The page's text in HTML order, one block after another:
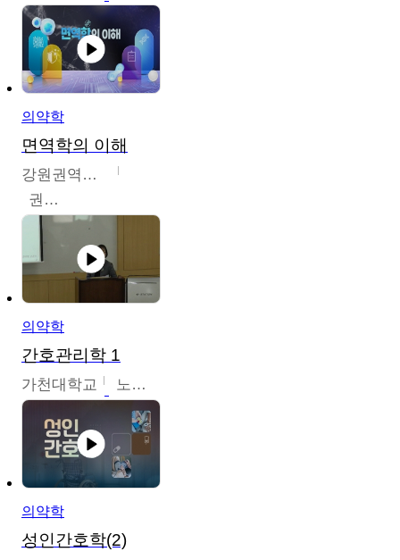
의약학
면역학의 이해
강원권역센터
권보인
의약학
간호관리학 1
가천대학교 노원정
의약학
성인간호학(2)